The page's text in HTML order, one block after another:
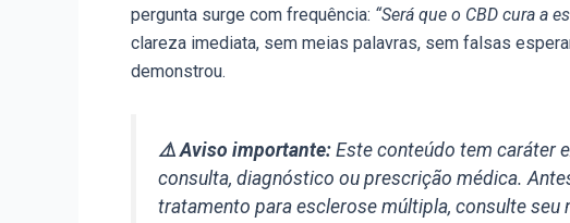
pergunta surge com frequência: “Será que o CBD cura a
clareza imediata, sem meias palavras, sem falsas
demonstrou.
⚠️ Aviso importante: Este conteúdo tem caráter
consulta, diagnóstico ou prescrição médica.
tratamento para esclerose múltipla, consulte seu